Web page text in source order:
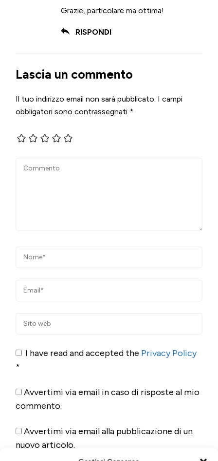
Grazie, particolare ma ottima!
RISPONDI
Lascia un commento
Il tuo indirizzo email non sarà pubblicato. I campi
obbligatori sono contrassegnati *
I have read and accepted the Privacy Policy
*
Avvertimi via email in caso di risposte al mio
commento.
Avvertimi via email alla pubblicazione di un
nuovo articolo.